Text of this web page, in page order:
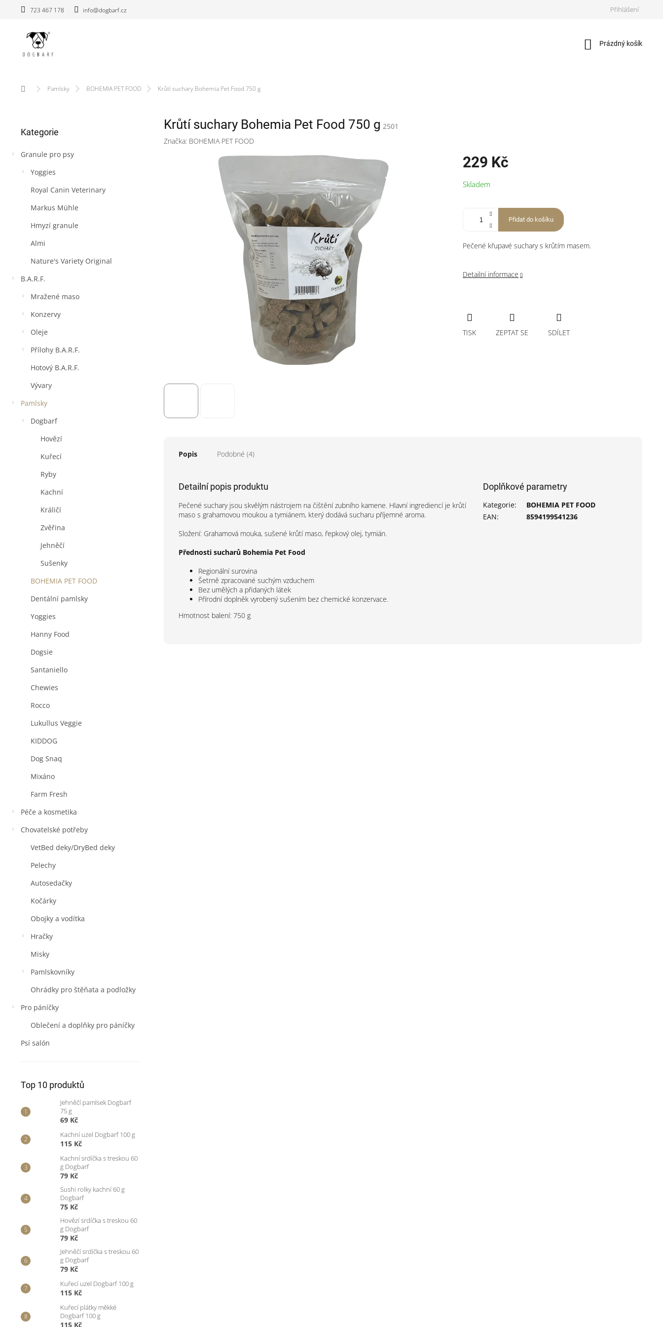
723 467 178 info@dogbarf.cz Přihlášení
Nákupní
Prázdný košík
Domů Pamlsky BOHEMIA PET FOOD Krůtí suchary Bohemia Pet Food 750 g
s
r
a
kategorie
Kategorie
Granule pro psy
Yoggies
Royal Canin Veterinary
Markus Mühle
Hmyzí granule
Almi
Nature's Variety Original
B.A.R.F.
Mražené maso
Konzervy
Oleje
Přílohy B.A.R.F.
Hotový B.A.R.F.
Vývary
Pamlsky
Dogbarf
Hovězí
Kuřecí
Ryby
Kachní
Králičí
Zvěřina
Jehněčí
Sušenky
BOHEMIA PET FOOD
Dentální pamlsky
Yoggies
Hanny Food
Dogsie
Santaniello
Chewies
Rocco
Lukullus Veggie
KIDDOG
Dog Snaq
Mixáno
Farm Fresh
Péče a kosmetika
Chovatelské potřeby
VetBed deky/DryBed deky
Pelechy
Autosedačky
Kočárky
Obojky a vodítka
Hračky
Misky
Pamlskovníky
Ohrádky pro štěňata a podložky
Pro páníčky
Oblečení a doplňky pro páníčky
Psí salón
Top 10 produktů
Jehněčí pamlsek Dogbarf
75 g
69 Kč
Kachní uzel Dogbarf 100 g
115 Kč
Kachní srdíčka s treskou 60
g Dogbarf
79 Kč
Sushi rolky kachní 60 g
Dogbarf
75 Kč
Hovězí srdíčka s treskou 60
g Dogbarf
79 Kč
Jehněčí srdíčka s treskou 60
g Dogbarf
79 Kč
Kuřecí uzel Dogbarf 100 g
115 Kč
Kuřecí plátky měkké
Dogbarf 100 g
115 Kč
Krůtí suchary Bohemia Pet Food 750 g 2501
Značka: BOHEMIA PET FOOD
229 Kč
cena:
Skladem
Přidat do košíku
Pečené křupavé suchary s krůtím masem.
Detailní informace
TISK ZEPTAT SE SDÍLET
Popis Podobné (4)
Detailní popis produktu
Pečené suchary jsou skvělým nástrojem na čištění zubního kamene. Hlavní ingrediencí je krůtí
maso s grahamovou moukou a tymiánem, který dodává sucharu příjemné aroma.
Složení: Grahamová mouka, sušené krůtí maso, řepkový olej, tymián.
Přednosti sucharů Bohemia Pet Food
Regionální surovina
Šetrně zpracované suchým vzduchem
Bez umělých a přidaných látek
Přírodní doplněk vyrobený sušením bez chemické konzervace.
Hmotnost balení: 750 g
Doplňkové parametry
Kategorie:
BOHEMIA PET FOOD
EAN: 8594199541236